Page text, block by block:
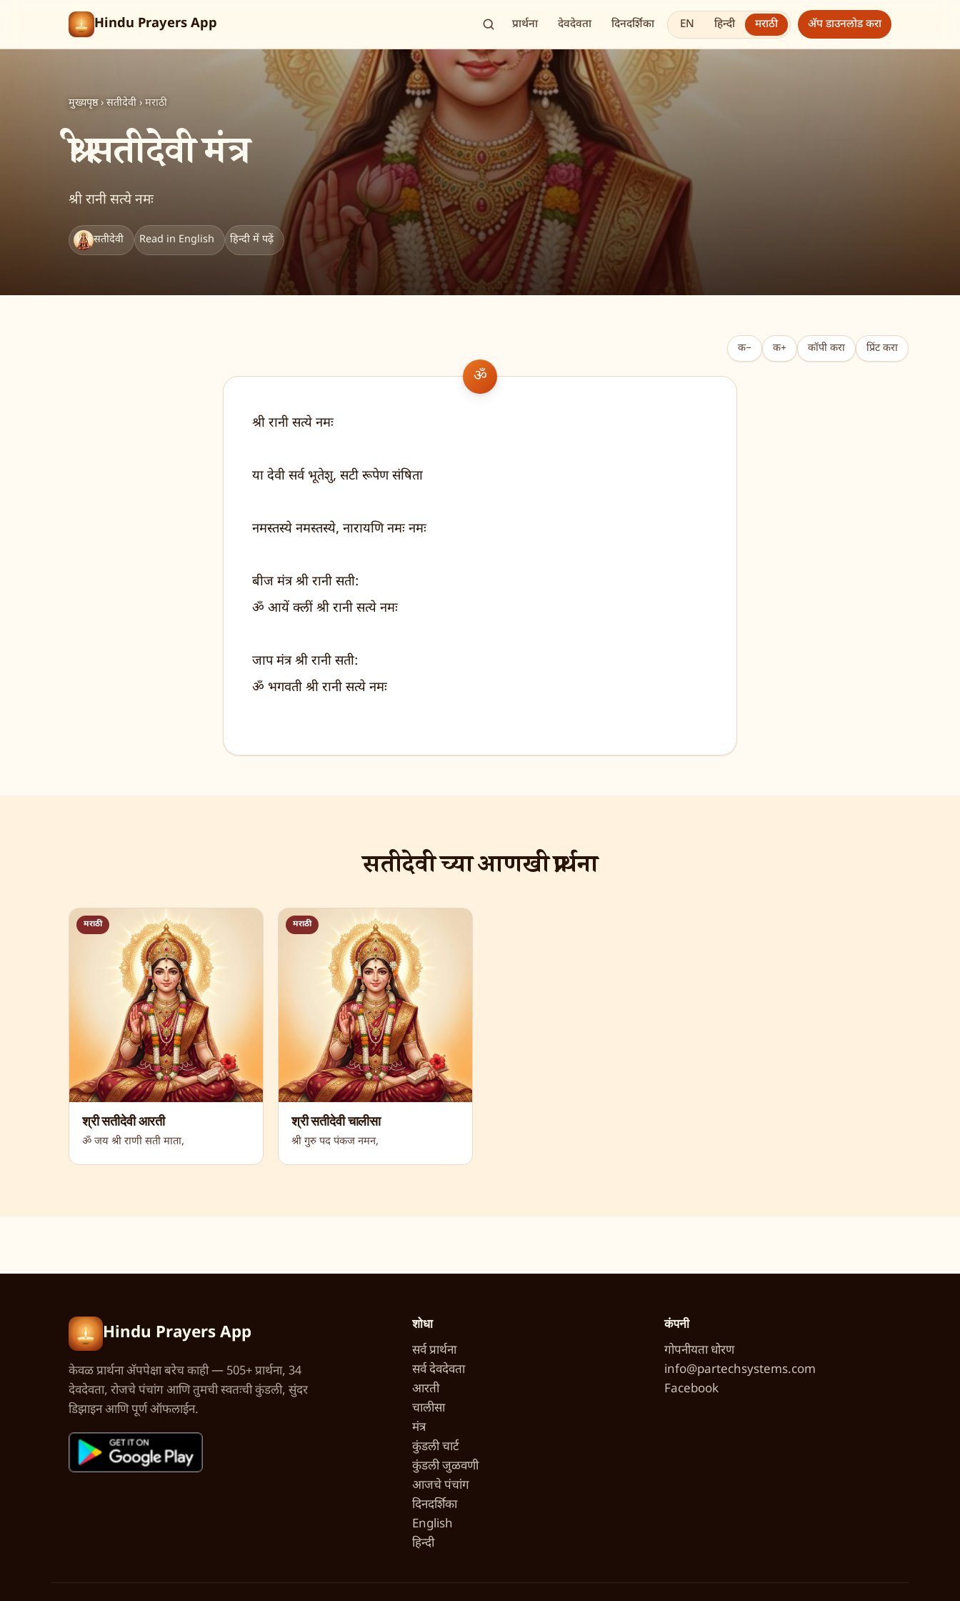
Hindu Prayers App प्रार्थना देवदेवता दिनदर्शिका EN हिन्दी मराठी अ‍ॅप डाउनलोड करा
मुख्यपृष्ठ › सतीदेवी › मराठी
श्री सतीदेवी मंत्र
श्री रानी सत्ये नमः
सतीदेवी Read in English हिन्दी में पढ़ें
क− क+ कॉपी करा प्रिंट करा
श्री रानी सत्ये नमः
या देवी सर्व भूतेशु, सटी रूपेण संषिता
नमस्तस्ये नमस्तस्ये, नारायणि नमः नमः
बीज मंत्र श्री रानी सती:
ॐ आयें क्लीं श्री रानी सत्ये नमः
जाप मंत्र श्री रानी सती:
ॐ भगवती श्री रानी सत्ये नमः
सतीदेवी च्या आणखी प्रार्थना
मराठी
श्री सतीदेवी आरती
ॐ जय श्री राणी सती माता,
मराठी
श्री सतीदेवी चालीसा
श्री गुरु पद पंकज नमन,
Hindu Prayers App
केवळ प्रार्थना अ‍ॅपपेक्षा बरेच काही — 505+ प्रार्थना, 34
देवदेवता, रोजचे पंचांग आणि तुमची स्वतःची कुंडली, सुंदर
डिझाइन आणि पूर्ण ऑफलाईन.
शोधा
सर्व प्रार्थना
सर्व देवदेवता
आरती
चालीसा
मंत्र
कुंडली चार्ट
कुंडली जुळवणी
आजचे पंचांग
दिनदर्शिका
English
हिन्दी
कंपनी
गोपनीयता धोरण
info@partechsystems.com
Facebook